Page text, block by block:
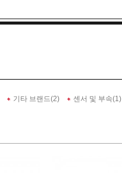
기타 브랜드(2) 센서 및 부속(1)